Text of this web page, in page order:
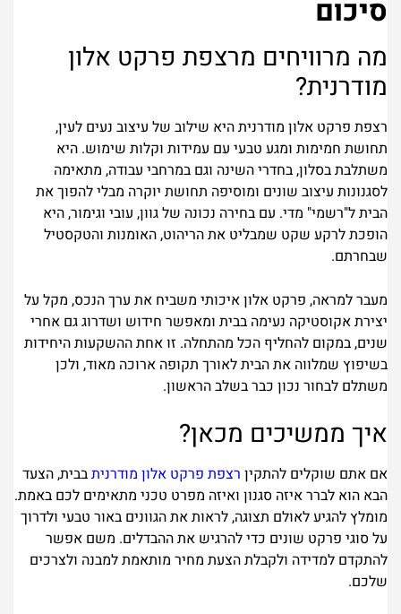
סיכום
מה מרוויחים מרצפת פרקט אלון
מודרנית?
רצפת פרקט אלון מודרנית היא שילוב של עיצוב נעים לעין,
תחושת חמימות ומגע טבעי עם עמידות וקלות שימוש. היא
משתלבת בסלון, בחדרי השינה וגם במרחבי עבודה, מתאימה
לסגנונות עיצוב שונים ומוסיפה תחושת יוקרה מבלי להפוך את
הבית ל"רשמי" מדי. עם בחירה נכונה של גוון, עובי וגימור, היא
הופכת לרקע שקט שמבליט את הריהוט, האומנות והטקסטיל
שבחרתם.
מעבר למראה, פרקט אלון איכותי משביח את ערך הנכס, מקל על
יצירת אקוסטיקה נעימה בבית ומאפשר חידוש ושדרוג גם אחרי
שנים, במקום להחליף הכל מהתחלה. זו אחת ההשקעות היחידות
בשיפוץ שמלווה את הבית לאורך תקופה ארוכה מאוד, ולכן
משתלם לבחור נכון כבר בשלב הראשון.
איך ממשיכים מכאן?
אם אתם שוקלים להתקין רצפת פרקט אלון מודרניתבבית, הצעד
הבא הוא לברר איזה סגנון ואיזה מפרט טכני מתאימים לכם באמת.
מומלץ להגיע לאולם תצוגה, לראות את הגוונים באור טבעי ולדרוך
על סוגי פרקט שונים כדי להרגיש את ההבדלים. משם אפשר
להתקדם למדידה ולקבלת הצעת מחיר מותאמת למבנה ולצרכים
שלכם.